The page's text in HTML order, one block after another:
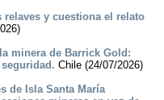
relaves y cuestiona el relato
minera de Barrick Gold:
Chile (24/07/2026)
de Isla Santa María